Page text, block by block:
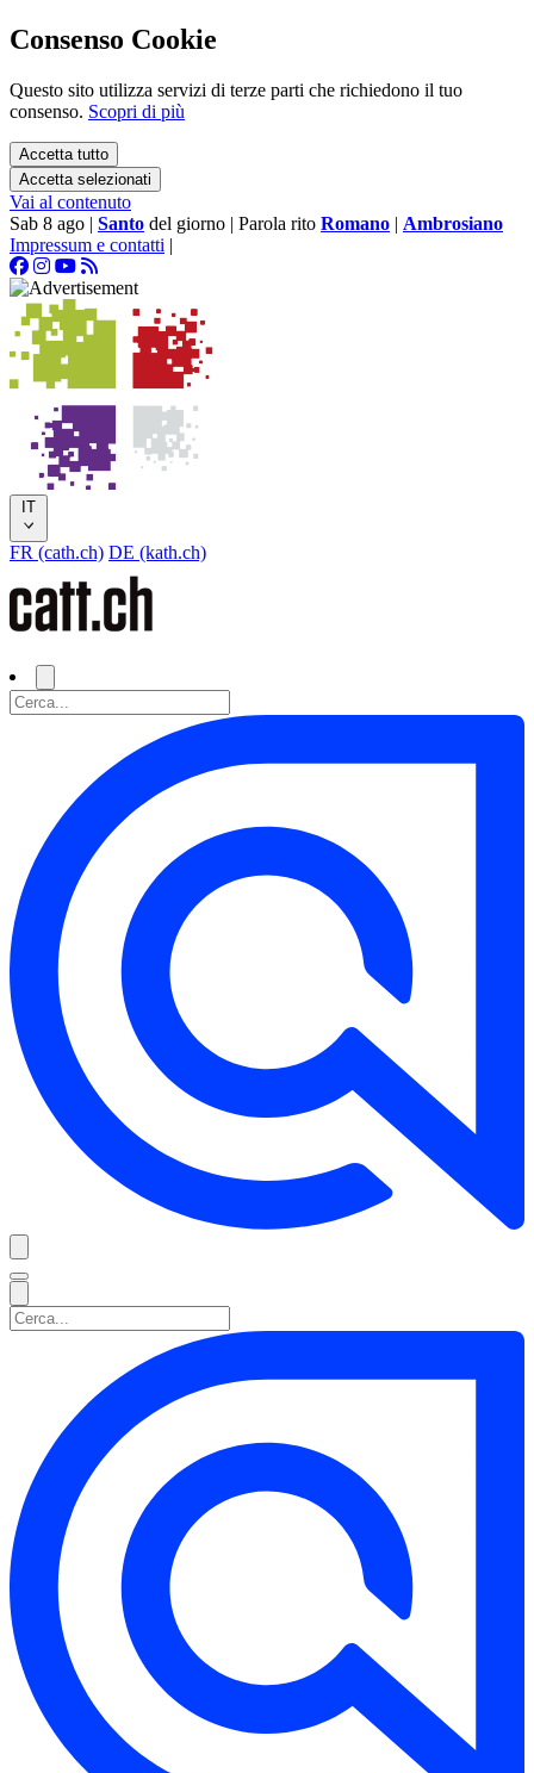
Consenso Cookie
Questo sito utilizza servizi di terze parti che richiedono il tuo
consenso. Scopri di più
Accetta tutto
Accetta selezionati
Vai al contenuto
Sab 8 ago | Santo del giorno | Parola rito Romano | Ambrosiano
Impressum e contatti |
IT
FR (cath.ch) DE (kath.ch)